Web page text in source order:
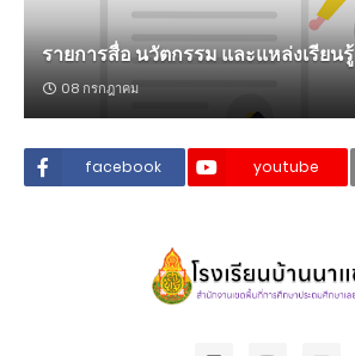
รายการสื่อ นวัตกรรม และแหล่งเรียนรู้
08 กรกฎาคม
facebook youtube